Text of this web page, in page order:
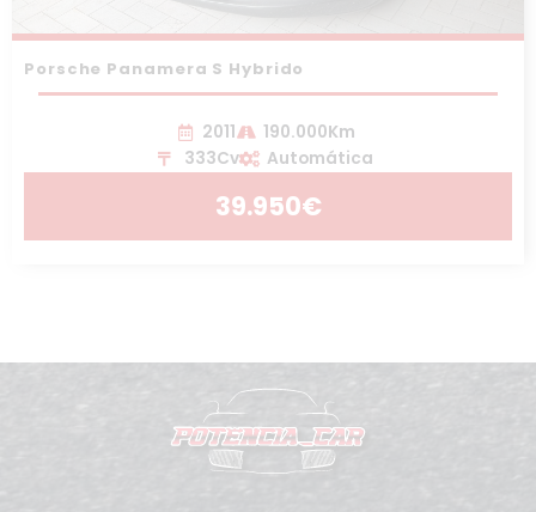
Porsche Panamera S Hybrido
2011
190.000Km
333Cv
Automática
39.950€